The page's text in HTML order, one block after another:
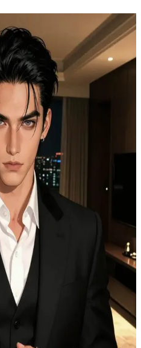
мафии.
по расчету, чтобы
он холоден и властен, но за
свой страх потерять вас,
вашего лица.